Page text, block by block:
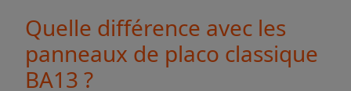
Quelle différence avec les
panneaux de placo classique
BA13 ?